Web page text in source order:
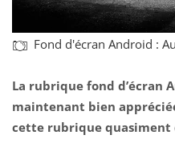
Fond d'écran Android :
La rubrique fond d’écran
maintenant bien
cette rubrique